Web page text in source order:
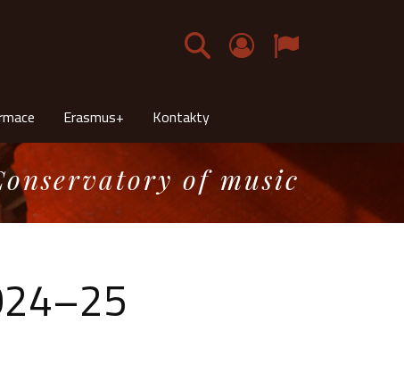
Čeština
Erasmus+ Kontakty
of music